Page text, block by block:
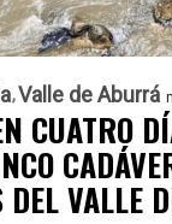
Valle de Aburrá
CUATRO
DEL VALLE